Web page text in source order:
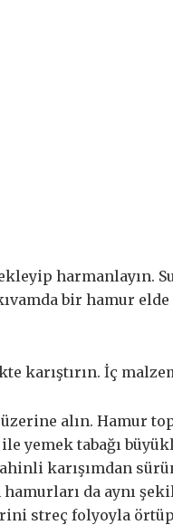
harmanlayın.
bir hamur
karıştırın. İç
alın. Hamur
yemek tabağı
karışımdan
da aynı
streç folyoyla örtüp